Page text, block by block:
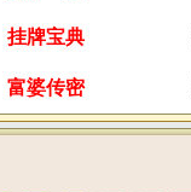
挂牌宝典
富婆传密